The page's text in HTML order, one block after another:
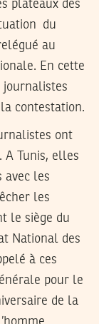
plateaux des
du
au
En cette
contestation.
ont
A Tunis, elles
avec les
les
le siège du
National des
à ces
pour le
de la